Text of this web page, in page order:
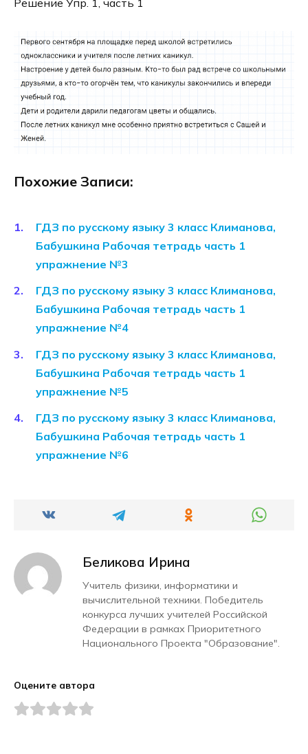
Похожие Записи:
ГДЗ по русскому языку 3 класс Климанова,
Бабушкина Рабочая тетрадь часть 1
упражнение №3
ГДЗ по русскому языку 3 класс Климанова,
Бабушкина Рабочая тетрадь часть 1
упражнение №4
ГДЗ по русскому языку 3 класс Климанова,
Бабушкина Рабочая тетрадь часть 1
упражнение №5
ГДЗ по русскому языку 3 класс Климанова,
Бабушкина Рабочая тетрадь часть 1
упражнение №6
Беликова Ирина
Учитель физики, информатики и
вычислительной техники. Победитель
конкурса лучших учителей Российской
Федерации в рамках Приоритетного
Национального Проекта "Образование".
Оцените автора